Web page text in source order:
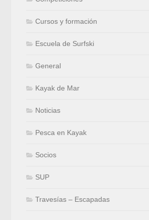
Cursos y formación
Escuela de Surfski
General
Kayak de Mar
Noticias
Pesca en Kayak
Socios
SUP
Travesías – Escapadas